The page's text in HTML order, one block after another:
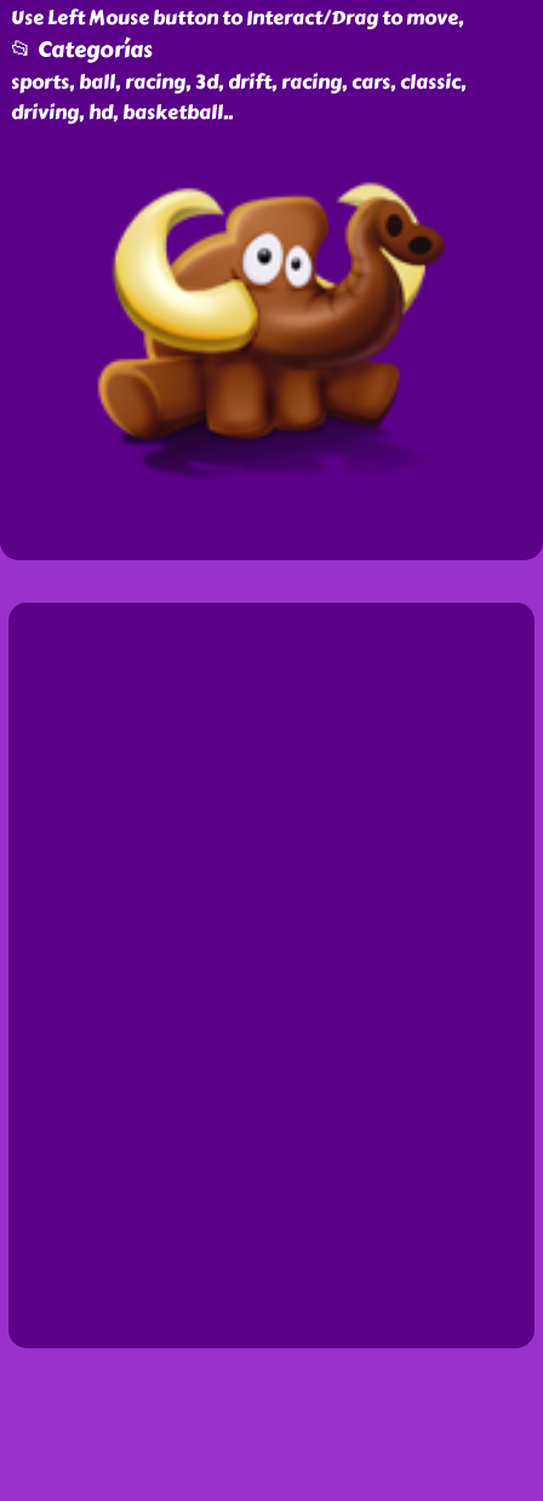
Use Left Mouse button to Interact/Drag to move,
📂 Categorías
sports, ball, racing, 3d, drift, racing, cars, classic,
driving, hd, basketball..